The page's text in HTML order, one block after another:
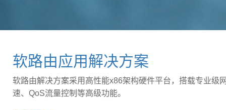
软路由应用解决方案
软路由解决方案采用高性能x86架构硬件平台，搭载专业级
速、QoS流量控制等高级功能。